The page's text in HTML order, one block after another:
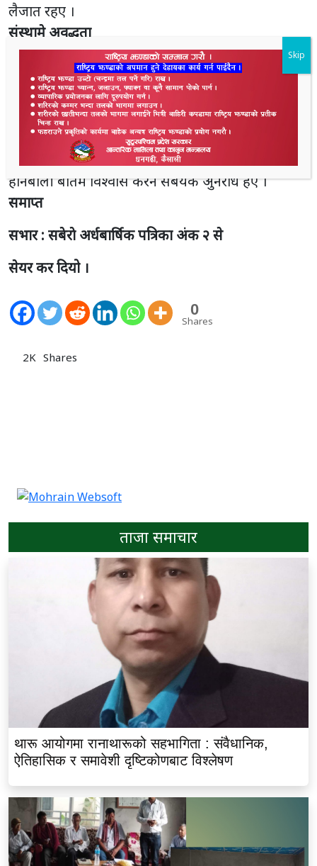
लैजात रहए ।
संस्थामे अवद्धता
संस्थामे अवद्धता ः नेपाल आपाब्ग संघ, नेपाल नेत्रज्योति
संघ, नेपाल रेडक्रस सोसाइटी, नेपाल कुष्ठरोग निवारण संघ,
नेपाल रानाथारु समाज आदि ।
खास भुमिका निर्वाह करनबालो इमान्दार, देशभक्त,
समाजसुधारक छुट्टन रानासे सम्पन्न भौ काम समाजमे
जगजहेर हए । समाजमे देखाइ भइ डगरमे नेगन सबयक भलो
होनबाली बातमे विश्वास करन सबयके अुनरोध हए ।
समाप्त
सभार : सबेराे अर्धबार्षिक पत्रिका अंक २ से
सेयर कर दियो ।
0
Shares
2K Shares
ताजा समाचार
थारू आयोगमा रानाथारूको सहभागिता : संवैधानिक,
ऐतिहासिक र समावेशी दृष्टिकोणबाट विश्लेषण
Skip